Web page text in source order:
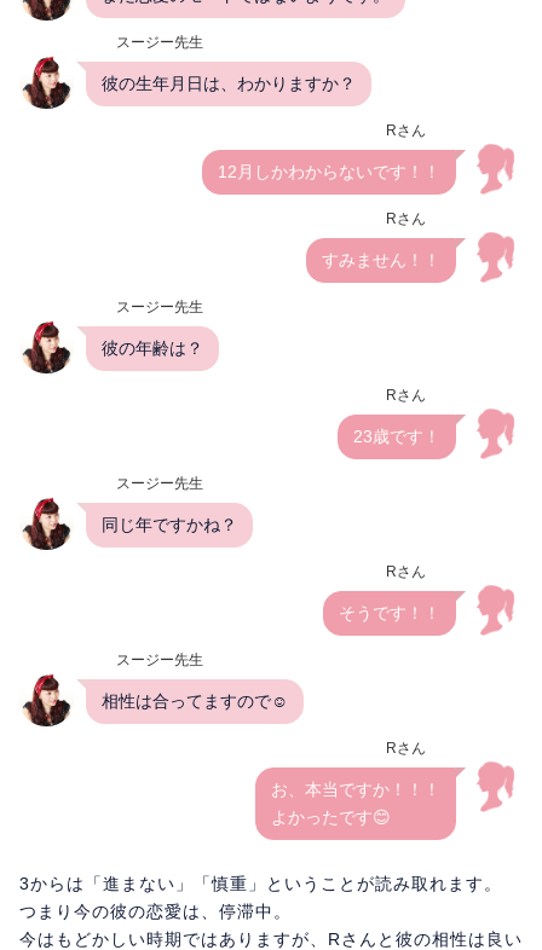
スージー先生
彼の生年月日は、わかりますか？
Rさん
12月しかわからないです！！
Rさん
すみません！！
スージー先生
彼の年齢は？
Rさん
23歳です！
スージー先生
同じ年ですかね？
Rさん
そうです！！
スージー先生
相性は合ってますので☺
Rさん
お、本当ですか！！！
よかったです😊
3からは「進まない」「慎重」ということが読み取れます。
つまり今の彼の恋愛は、停滞中。
今はもどかしい時期ではありますが、Rさんと彼の相性は良い